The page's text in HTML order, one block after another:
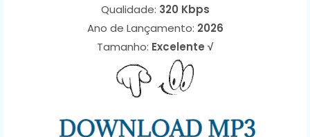
Qualidade: 320 Kbps
Ano de Lançamento: 2026
Tamanho: Excelente √